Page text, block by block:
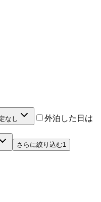
なし 外泊した日は
さらに絞り込む1